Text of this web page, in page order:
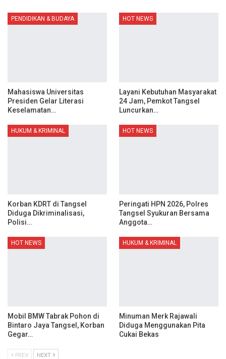
PENDIDIKAN & BUDAYA
Mahasiswa Universitas
Presiden Gelar Literasi
Keselamatan…
HOT NEWS
Layani Kebutuhan Masyarakat
24 Jam, Pemkot Tangsel
Luncurkan…
HUKUM & KRIMINAL
Korban KDRT di Tangsel
Diduga Dikriminalisasi,
Polisi…
HOT NEWS
Peringati HPN 2026, Polres
Tangsel Syukuran Bersama
Anggota…
HOT NEWS
Mobil BMW Tabrak Pohon di
Bintaro Jaya Tangsel, Korban
Gegar…
HUKUM & KRIMINAL
Minuman Merk Rajawali
Diduga Menggunakan Pita
Cukai Bekas
PREV NEXT